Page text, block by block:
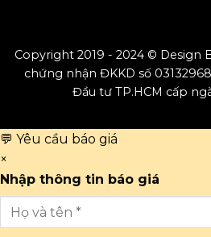
Copyright 2019 - 2024 © Design
chứng nhận ĐKKD số
Đầu tư TP.HCM cấp
💬 Yêu cầu báo giá
×
Nhập thông tin báo giá